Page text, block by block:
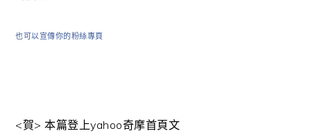
也可以宣傳你的粉絲專頁
<賀> 本篇登上yahoo奇摩首頁文